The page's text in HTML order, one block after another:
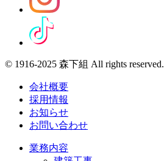
© 1916-2025 森下組 All rights reserved.
会社概要
採用情報
お知らせ
お問い合わせ
業務内容